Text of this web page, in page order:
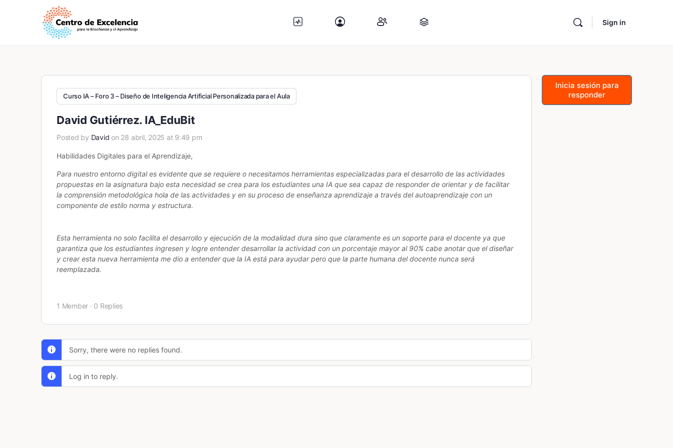
Sign in
Curso IA – Foro 3 – Diseño de Inteligencia Artificial Personalizada para el Aula
David Gutiérrez. IA_EduBit
Posted by David on 28 abril, 2025 at 9:49 pm
Habilidades Digitales para el Aprendizaje,
Para nuestro entorno digital es evidente que se requiere o necesitamos herramientas especializadas para el desarrollo de las actividades
propuestas en la asignatura bajo esta necesidad se crea para los estudiantes una IA que sea capaz de responder de orientar y de facilitar
la comprensión metodológica hola de las actividades y en su proceso de enseñanza aprendizaje a través del autoaprendizaje con un
componente de estilo norma y estructura.
Esta herramienta no solo facilita el desarrollo y ejecución de la modalidad dura sino que claramente es un soporte para el docente ya que
garantiza que los estudiantes ingresen y logre entender desarrollar la actividad con un porcentaje mayor al 90% cabe anotar que el diseñar
y crear esta nueva herramienta me dio a entender que la IA está para ayudar pero que la parte humana del docente nunca será
reemplazada.
1 Member · 0 Replies
Sorry, there were no replies found.
Log in to reply.
Inicia sesión para
responder